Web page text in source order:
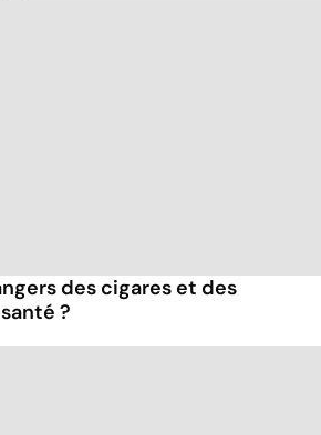
des cigares et des
?